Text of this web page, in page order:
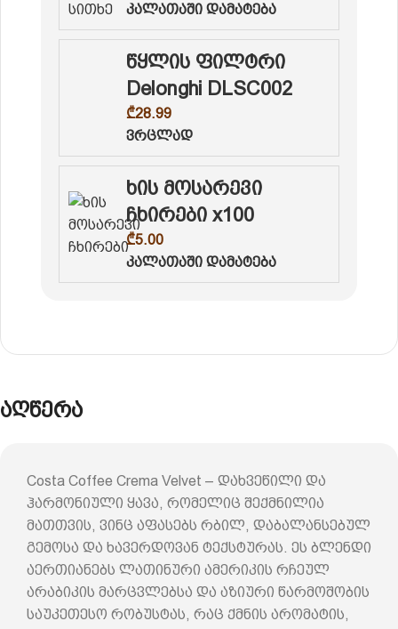
კალათაში დამატება
წყლის ფილტრი
Delonghi DLSC002
₾28.99
ვრცლად
ხის მოსარევი
ჩხირები x100
₾5.00
კალათაში დამატება
აღწერა
Costa Coffee Crema Velvet – დახვეწილი და
ჰარმონიული ყავა, რომელიც შექმნილია
მათთვის, ვინც აფასებს რბილ, დაბალანსებულ
გემოსა და ხავერდოვან ტექსტურას. ეს ბლენდი
აერთიანებს ლათინური ამერიკის რჩეულ
არაბიკის მარცვლებსა და აზიური წარმოშობის
საუკეთესო რობუსტას, რაც ქმნის არომატის,